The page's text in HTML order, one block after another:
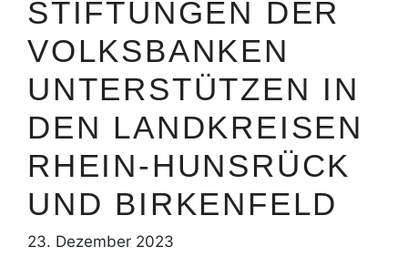
STIFTUNGEN DER
VOLKSBANKEN
UNTERSTÜTZEN IN
DEN LANDKREISEN
RHEIN-HUNSRÜCK
UND BIRKENFELD
23. Dezember 2023